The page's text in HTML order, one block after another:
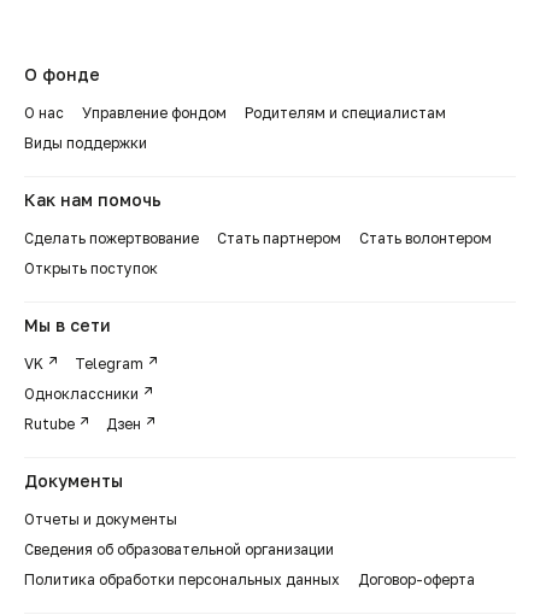
О фонде
О нас Управление фондом
Родителям и специалистам
Виды поддержки
Как нам помочь
Сделать пожертвование Стать партнером
Стать волонтером
Открыть поступок
Мы в сети
VK
Telegram
Одноклассники
Rutube
Дзен
Документы
Отчеты и документы
Сведения об образовательной организации
Политика обработки персональных данных
Договор-оферта